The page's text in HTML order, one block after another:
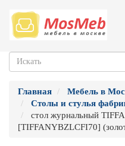
Главная Мебель в
Столы и стулья
стол журнальный
[TIFFANYBZLCFI70]